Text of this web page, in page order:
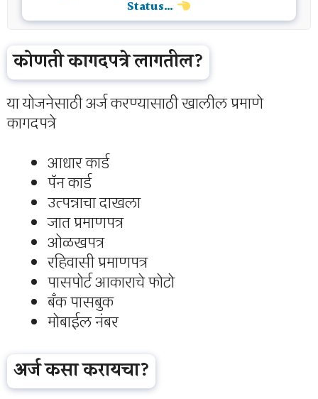
Status…
कोणती कागदपत्रे लागतील?
या योजनेसाठी अर्ज करण्यासाठी खालील प्रमाणे
कागदपत्रे
आधार कार्ड
पॅन कार्ड
उत्पन्नाचा दाखला
जात प्रमाणपत्र
ओळखपत्र
रहिवासी प्रमाणपत्र
पासपोर्ट आकाराचे फोटो
बँक पासबुक
मोबाईल नंबर
अर्ज कसा करायचा?